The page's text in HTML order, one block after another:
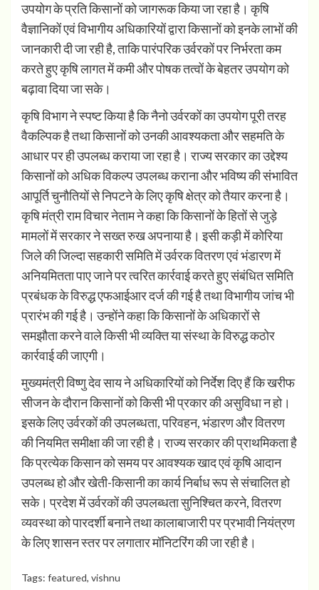
उपयोग के प्रति किसानों को जागरूक किया जा रहा है। कृषि
वैज्ञानिकों एवं विभागीय अधिकारियों द्वारा किसानों को इनके लाभों की
जानकारी दी जा रही है, ताकि पारंपरिक उर्वरकों पर निर्भरता कम
करते हुए कृषि लागत में कमी और पोषक तत्वों के बेहतर उपयोग को
बढ़ावा दिया जा सके।
कृषि विभाग ने स्पष्ट किया है कि नैनो उर्वरकों का उपयोग पूरी तरह
वैकल्पिक है तथा किसानों को उनकी आवश्यकता और सहमति के
आधार पर ही उपलब्ध कराया जा रहा है। राज्य सरकार का उद्देश्य
किसानों को अधिक विकल्प उपलब्ध कराना और भविष्य की संभावित
आपूर्ति चुनौतियों से निपटने के लिए कृषि क्षेत्र को तैयार करना है।
कृषि मंत्री राम विचार नेताम ने कहा कि किसानों के हितों से जुड़े
मामलों में सरकार ने सख्त रुख अपनाया है। इसी कड़ी में कोरिया
जिले की जिल्दा सहकारी समिति में उर्वरक वितरण एवं भंडारण में
अनियमितता पाए जाने पर त्वरित कार्रवाई करते हुए संबंधित समिति
प्रबंधक के विरुद्ध एफआईआर दर्ज की गई है तथा विभागीय जांच भी
प्रारंभ की गई है। उन्होंने कहा कि किसानों के अधिकारों से
समझौता करने वाले किसी भी व्यक्ति या संस्था के विरुद्ध कठोर
कार्रवाई की जाएगी।
मुख्यमंत्री विष्णु देव साय ने अधिकारियों को निर्देश दिए हैं कि खरीफ
सीजन के दौरान किसानों को किसी भी प्रकार की असुविधा न हो।
इसके लिए उर्वरकों की उपलब्धता, परिवहन, भंडारण और वितरण
की नियमित समीक्षा की जा रही है। राज्य सरकार की प्राथमिकता है
कि प्रत्येक किसान को समय पर आवश्यक खाद एवं कृषि आदान
उपलब्ध हो और खेती-किसानी का कार्य निर्बाध रूप से संचालित हो
सके। प्रदेश में उर्वरकों की उपलब्धता सुनिश्चित करने, वितरण
व्यवस्था को पारदर्शी बनाने तथा कालाबाजारी पर प्रभावी नियंत्रण
के लिए शासन स्तर पर लगातार मॉनिटरिंग की जा रही है।
Tags: featured, vishnu